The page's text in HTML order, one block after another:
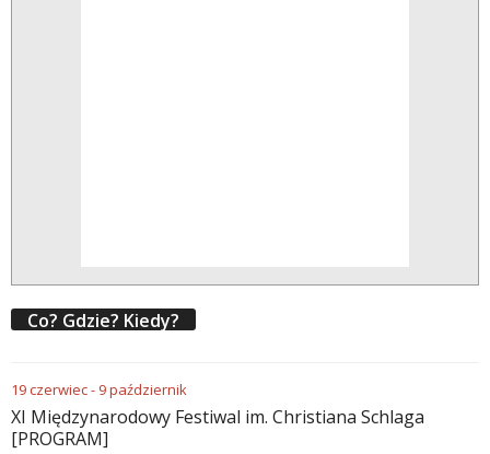
Co? Gdzie? Kiedy?
19czerwiec- 9październik
XI Międzynarodowy Festiwal im. Christiana Schlaga
[PROGRAM]